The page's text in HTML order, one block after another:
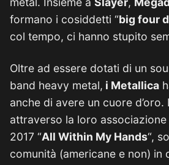
formano i cosiddetti “big four
col tempo, ci hanno stupito
Oltre ad essere dotati di un
band heavy metal, i Metallica
anche di avere un cuore d’oro.
attraverso la loro
2017 “All Within My Hands“,
comunità (americane e non) in